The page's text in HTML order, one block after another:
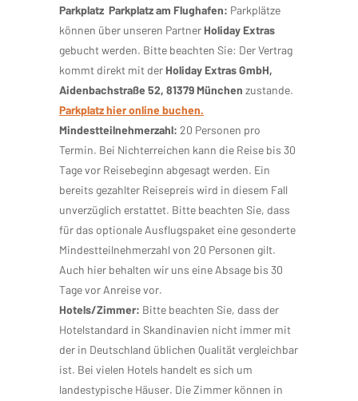
Parkplatz Parkplatz am Flughafen: Parkplätze
können über unseren Partner Holiday Extras
gebucht werden. Bitte beachten Sie: Der Vertrag
kommt direkt mit der Holiday Extras GmbH,
Aidenbachstraße 52, 81379 München zustande.
Parkplatz hier online buchen.
Mindestteilnehmerzahl: 20 Personen pro
Termin. Bei Nichterreichen kann die Reise bis 30
Tage vor Reisebeginn abgesagt werden. Ein
bereits gezahlter Reisepreis wird in diesem Fall
unverzüglich erstattet. Bitte beachten Sie, dass
für das optionale Ausflugspaket eine gesonderte
Mindestteilnehmerzahl von 20 Personen gilt.
Auch hier behalten wir uns eine Absage bis 30
Tage vor Anreise vor.
Hotels/Zimmer: Bitte beachten Sie, dass der
Hotelstandard in Skandinavien nicht immer mit
der in Deutschland üblichen Qualität vergleichbar
ist. Bei vielen Hotels handelt es sich um
landestypische Häuser. Die Zimmer können in